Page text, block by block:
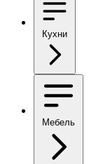
Кухни
Мебель